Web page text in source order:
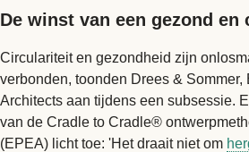
De winst van een gezond
Circulariteit en gezondheid zijn
verbonden, toonden Drees &
Architects aan tijdens een subsessie.
van de Cradle to Cradle®
(EPEA) licht toe: 'Het draait niet om